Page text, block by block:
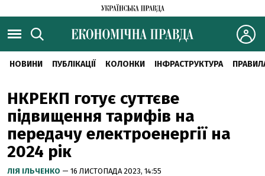
НОВИНИ ПУБЛІКАЦІЇ КОЛОНКИ ІНФРАСТРУКТУРА
НКРЕКП готує суттєве
підвищення тарифів на
передачу електроенергії на
2024 рік
ЛІЯ ІЛЬЧЕНКО — 16 ЛИСТОПАДА 2023, 14:55